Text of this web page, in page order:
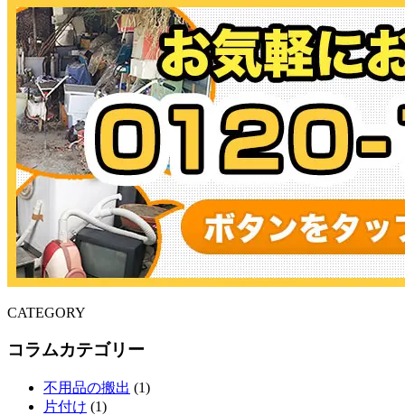
CATEGORY
コラムカテゴリー
不用品の搬出 (1)
片付け (1)